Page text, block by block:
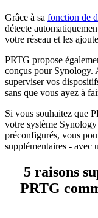
Grâce à sa fonction de
détecte
votre réseau et les
PRTG propose
conçus pour Synology.
superviser vos
sans que vous ayez à
Si vous souhaitez que
votre système
préconfigurés, vous
supplémentaires - avec
5 raisons
PRTG